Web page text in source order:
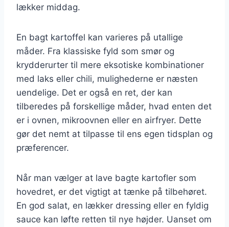
lækker middag.
En bagt kartoffel kan varieres på utallige
måder. Fra klassiske fyld som smør og
krydderurter til mere eksotiske kombinationer
med laks eller chili, mulighederne er næsten
uendelige. Det er også en ret, der kan
tilberedes på forskellige måder, hvad enten det
er i ovnen, mikroovnen eller en airfryer. Dette
gør det nemt at tilpasse til ens egen tidsplan og
præferencer.
Når man vælger at lave bagte kartofler som
hovedret, er det vigtigt at tænke på tilbehøret.
En god salat, en lækker dressing eller en fyldig
sauce kan løfte retten til nye højder. Uanset om